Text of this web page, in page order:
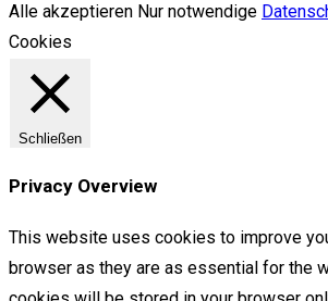
Alle akzeptieren Nur notwendige
Cookies
Schließen
Privacy Overview
This website uses cookies to improve
browser as they are as essential for the